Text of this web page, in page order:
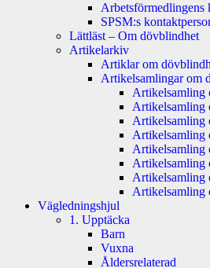
Arbetsförmedlingens
SPSM:s
Lättläst – Om dövblindhet
Artikelarkiv
Artiklar om
Artikelsamlingar om
Artikelsamling
Artikelsamling
Artikelsamling
Artikelsamling
Artikelsamling
Artikelsamling
Artikelsamling
Artikelsamling
Vägledningshjul
1. Upptäcka
Barn
Vuxna
Åldersrelaterad